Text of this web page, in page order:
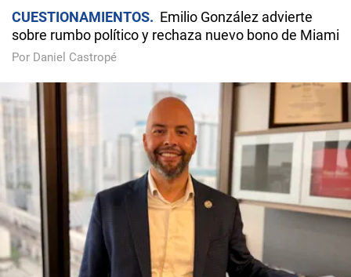
CUESTIONAMIENTOS
Emilio González advierte
sobre rumbo político y rechaza nuevo bono de Miami
Por Daniel Castropé